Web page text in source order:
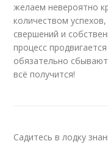
желаем невероятно
количеством
свершений и
процесс
обязательно
всё получится!
Садитесь в лодку